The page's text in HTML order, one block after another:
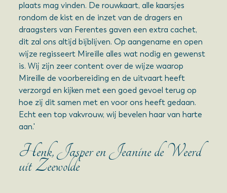
plaats mag vinden. De rouwkaart, alle kaarsjes
rondom de kist en de inzet van de dragers en
draagsters van Ferentes gaven een extra cachet,
dit zal ons altijd bijblijven. Op aangename en open
wijze regisseert Mireille alles wat nodig en gewenst
is. Wij zijn zeer content over de wijze waarop
Mireille de voorbereiding en de uitvaart heeft
verzorgd en kijken met een goed gevoel terug op
hoe zij dit samen met en voor ons heeft gedaan.
Echt een top vakvrouw, wij bevelen haar van harte
aan.'
Henk, Jasper en Jeanine de Weerd
uit Zeewolde